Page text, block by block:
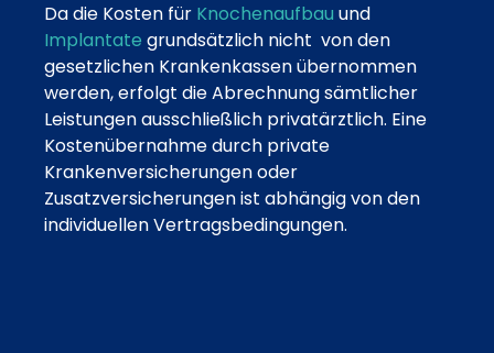
Da die Kosten für Knochenaufbau und
Implantate grundsätzlich nicht von den
gesetzlichen Krankenkassen übernommen
werden, erfolgt die Abrechnung sämtlicher
Leistungen ausschließlich privatärztlich. Eine
Kostenübernahme durch private
Krankenversicherungen oder
Zusatzversicherungen ist abhängig von den
individuellen Vertragsbedingungen.